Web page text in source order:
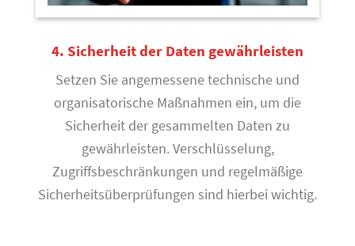
4. Sicherheit der Daten gewährleisten
Setzen Sie angemessene technische und
organisatorische Maßnahmen ein, um die
Sicherheit der gesammelten Daten zu
gewährleisten. Verschlüsselung,
Zugriffsbeschränkungen und regelmäßige
Sicherheitsüberprüfungen sind hierbei wichtig.